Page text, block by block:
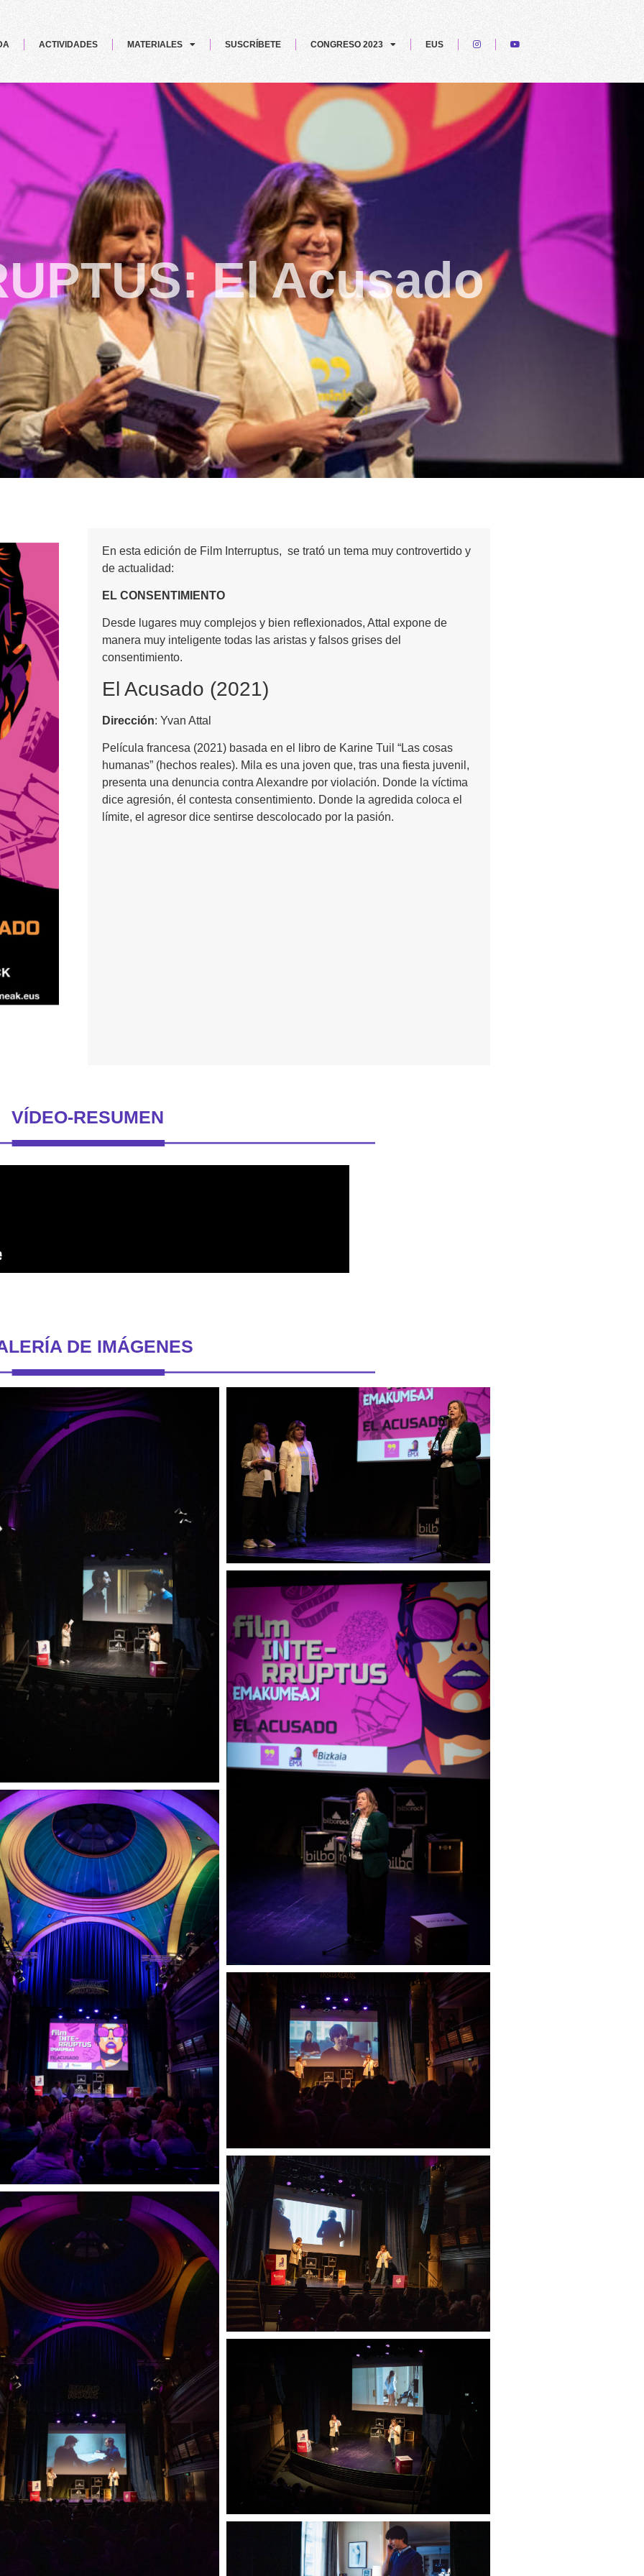
ACTIVIDADES MATERIALES SUSCRÍBETE CONGRESO 2023 EUS
El Acusado
En esta edición de Film Interruptus, se trató un tema muy controvertido y
de actualidad:
EL CONSENTIMIENTO
Desde lugares muy complejos y bien reflexionados, Attal expone de
manera muy inteligente todas las aristas y falsos grises del
consentimiento.
El Acusado (2021)
Dirección: Yvan Attal
Película francesa (2021) basada en el libro de Karine Tuil “Las cosas
humanas” (hechos reales). Mila es una joven que, tras una fiesta juvenil,
presenta una denuncia contra Alexandre por violación. Donde la víctima
dice agresión, él contesta consentimiento. Donde la agredida coloca el
límite, el agresor dice sentirse descolocado por la pasión.
VÍDEO-RESUMEN
DE IMÁGENES